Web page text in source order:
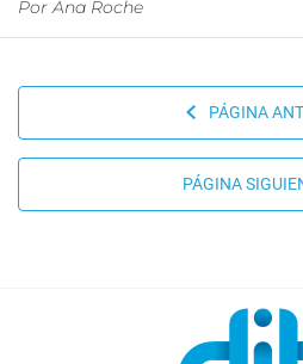
Por Ana Roche
PÁGINA
PÁGINA